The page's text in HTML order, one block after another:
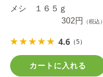
メシ １６５ｇ
302円
（税込）
4.6 （5）
カートに入れる